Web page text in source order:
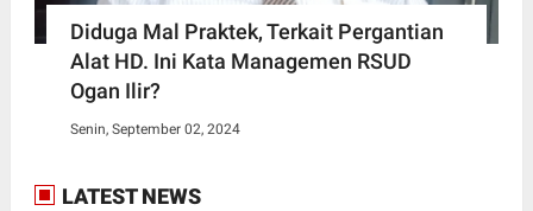
Diduga Mal Praktek, Terkait Pergantian
Alat HD. Ini Kata Managemen RSUD
Ogan Ilir?
Senin, September 02, 2024
LATEST NEWS